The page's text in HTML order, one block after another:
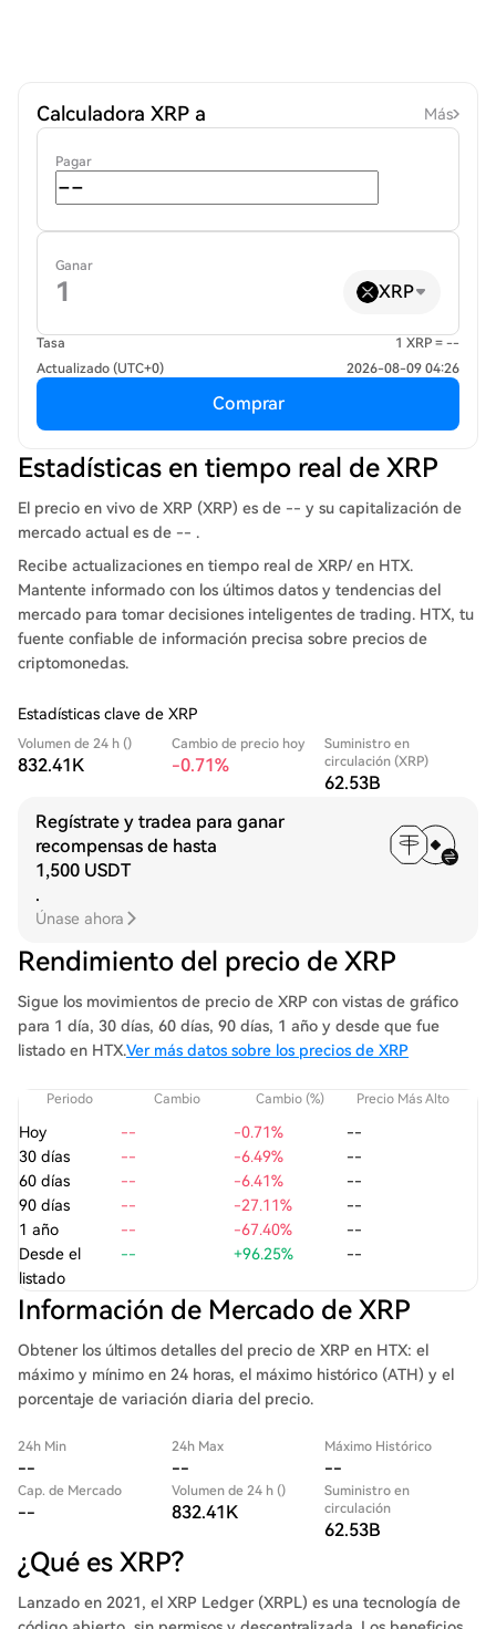
Calculadora XRP a Más
Pagar
Ganar
XRP
Tasa
1 XRP = --
Actualizado (UTC+0)
2026-08-09 04:26
Comprar
Estadísticas en tiempo real de XRP
El precio en vivo de XRP (XRP) es de -- y su capitalización de
mercado actual es de -- .
Recibe actualizaciones en tiempo real de XRP/ en HTX.
Mantente informado con los últimos datos y tendencias del
mercado para tomar decisiones inteligentes de trading. HTX, tu
fuente confiable de información precisa sobre precios de
criptomonedas.
Estadísticas clave de XRP
Volumen de 24 h ()
832.41K
Cambio de precio hoy
-0.71%
Suministro en
circulación (XRP)
62.53B
Regístrate y tradea para ganar
recompensas de hasta
1,500 USDT
.
Únase ahora
Rendimiento del precio de XRP
Sigue los movimientos de precio de XRP con vistas de gráfico
para 1 día, 30 días, 60 días, 90 días, 1 año y desde que fue
listado en HTX.Ver más datos sobre los precios de XRP
Periodo Cambio Cambio (%) Precio Más Alto
Hoy -- -0.71%
--
30 días
-- -6.49%
--
60 días
-- -6.41%
--
90 días
-- -27.11%
--
1 año
-- -67.40%
--
Desde el
listado
-- +96.25% --
Información de Mercado de XRP
Obtener los últimos detalles del precio de XRP en HTX: el
máximo y mínimo en 24 horas, el máximo histórico (ATH) y el
porcentaje de variación diaria del precio.
24h Min
--
24h Max
--
Máximo Histórico
--
Cap. de Mercado
--
Volumen de 24 h ()
832.41K
Suministro en
circulación
62.53B
¿Qué es XRP?
Lanzado en 2021, el XRP Ledger (XRPL) es una tecnología de